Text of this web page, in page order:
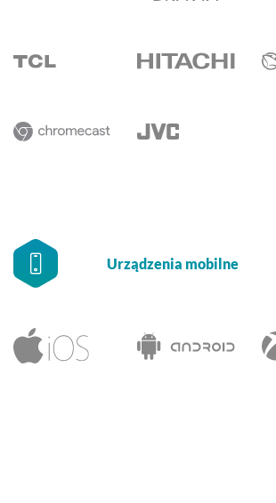
Urządzenia mobilne